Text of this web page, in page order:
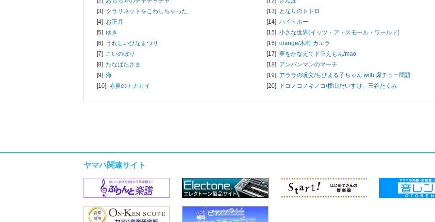
[3] クラリネットをこわしちゃった
[4] お正月
[5] ゆき
[6] うれしいひなまつり
[7] こいのぼり
[8] たなばたさま
[9] 海
[10] 赤鼻のトナカイ
[13] となりのトトロ
[14] ハイ・ホー
[15] 小さな世界(イッツ・ア・スモール・ワールド)
[16] orange/木村 カエラ
[17] 夢をかなえてドラえもん/mao
[18] アンパンマンのマーチ
[19] アララの呪文/ちびまる子ちゃん with 爆チュー問題
[20]
ドコノコノキノコ/横山だいすけ、三谷たくみ
ヤマハ関連サイト